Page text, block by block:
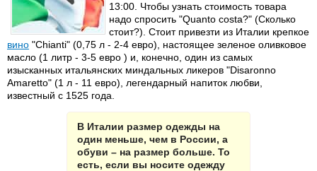
13:00. Чтобы узнать стоимость товара
надо спросить "Quanto costa?" (Сколько
стоит?). Стоит привезти из Италии крепкое
вино "Chianti" (0,75 л - 2-4 евро), настоящее зеленое оливковое
масло (1 литр - 3-5 евро ) и, конечно, один из самых
изысканных итальянских миндальных ликеров "Disaronno
Amaretto" (1 л - 11 евро), легендарный напиток любви,
известный с 1525 года.
В Италии размер одежды на
один меньше, чем в России, а
обуви – на размер больше. То
есть, если вы носите одежду